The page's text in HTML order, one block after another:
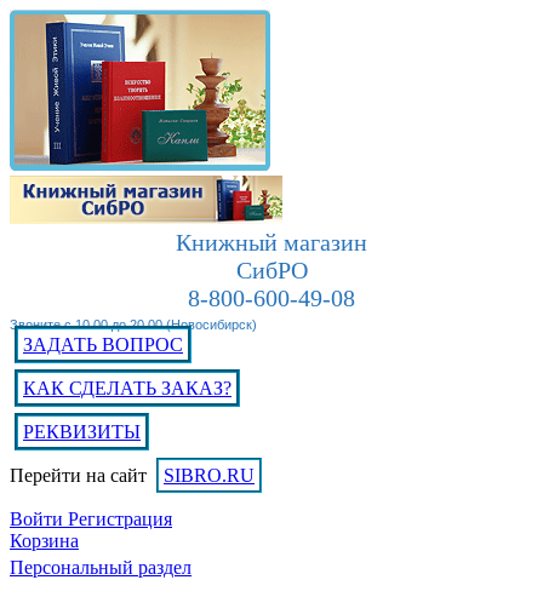
Книжный магазин
СибРО
8-800-600-49-08
Звоните с 10.00 до 20.00 (Новосибирск)
ЗАДАТЬ ВОПРОС
КАК СДЕЛАТЬ ЗАКАЗ?
РЕКВИЗИТЫ
Перейти на сайт SIBRO.RU
Войти Регистрация
Корзина
Персональный раздел